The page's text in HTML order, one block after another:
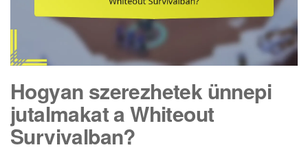
Hogyan szerezhetek ünnepi
jutalmakat a Whiteout
Survivalban?